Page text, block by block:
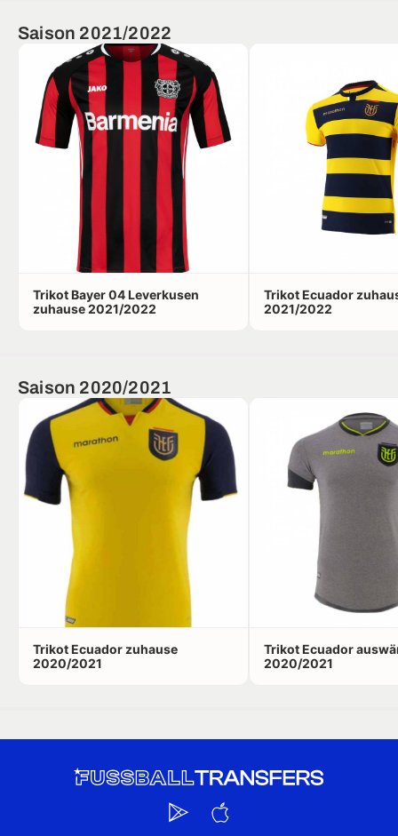
Saison 2021/2022
Trikot Bayer 04 Leverkusen
zuhause 2021/2022
Trikot Ecuador
2021/2022
Saison 2020/2021
Trikot Ecuador zuhause
2020/2021
Trikot Ecuador
2020/2021